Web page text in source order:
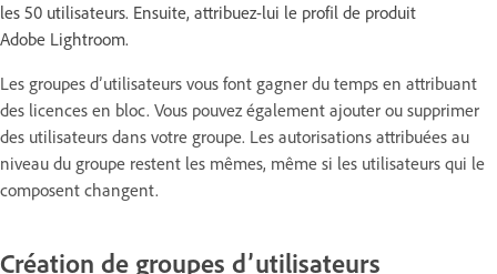
les 50 utilisateurs. Ensuite, attribuez-lui le profil de produit
Adobe Lightroom.
Les groupes d’utilisateurs vous font gagner du temps en attribuant
des licences en bloc. Vous pouvez également ajouter ou supprimer
des utilisateurs dans votre groupe. Les autorisations attribuées au
niveau du groupe restent les mêmes, même si les utilisateurs qui le
composent changent.
Création de groupes d’utilisateurs